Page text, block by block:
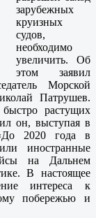
зарубежных
круизных
судов,
необходимо
увеличить. Об
этом заявил
Морской
Патрушев.
растущих
он, выступая в
2020 года в
иностранные
на Дальнем
В настоящее
интереса к
побережью и